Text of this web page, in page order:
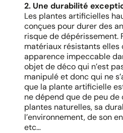
2. Une durabilité
Les plantes artificielles
conçues pour durer des
risque de dépérissement.
matériaux résistants elles
apparence impeccable
objet de déco qui n’est
manipulé et donc qui ne
que la plante artificielle
ne dépend que de peu de
plantes naturelles, sa
l’environnement, de son
etc…